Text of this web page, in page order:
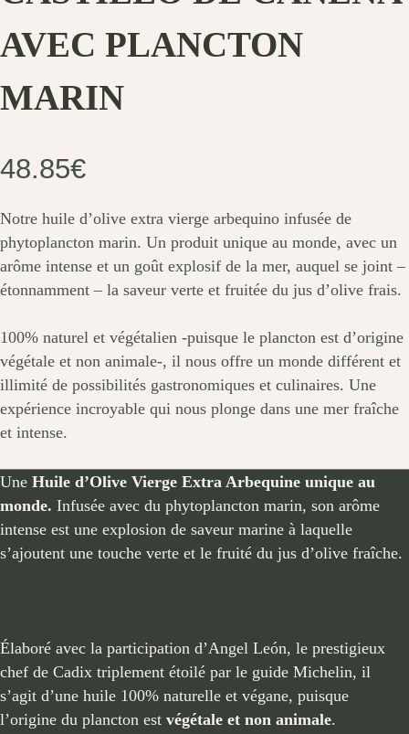
AVEC PLANCTON
MARIN
48.85€
Notre huile d’olive extra vierge arbequino infusée de
phytoplancton marin. Un produit unique au monde, avec un
arôme intense et un goût explosif de la mer, auquel se joint –
étonnamment – ​​la saveur verte et fruitée du jus d’olive frais.
100% naturel et végétalien -puisque le plancton est d’origine
végétale et non animale-, il nous offre un monde différent et
illimité de possibilités gastronomiques et culinaires. Une
expérience incroyable qui nous plonge dans une mer fraîche
et intense.
Une Huile d’Olive Vierge Extra Arbequine unique au
monde. Infusée avec du phytoplancton marin, son arôme
intense est une explosion de saveur marine à laquelle
s’ajoutent une touche verte et le fruité du jus d’olive fraîche.
Élaboré avec la participation d’Angel León, le prestigieux
chef de Cadix triplement étoilé par le guide Michelin, il
s’agit d’une huile 100% naturelle et végane, puisque
l’origine du plancton est végétale et non animale.